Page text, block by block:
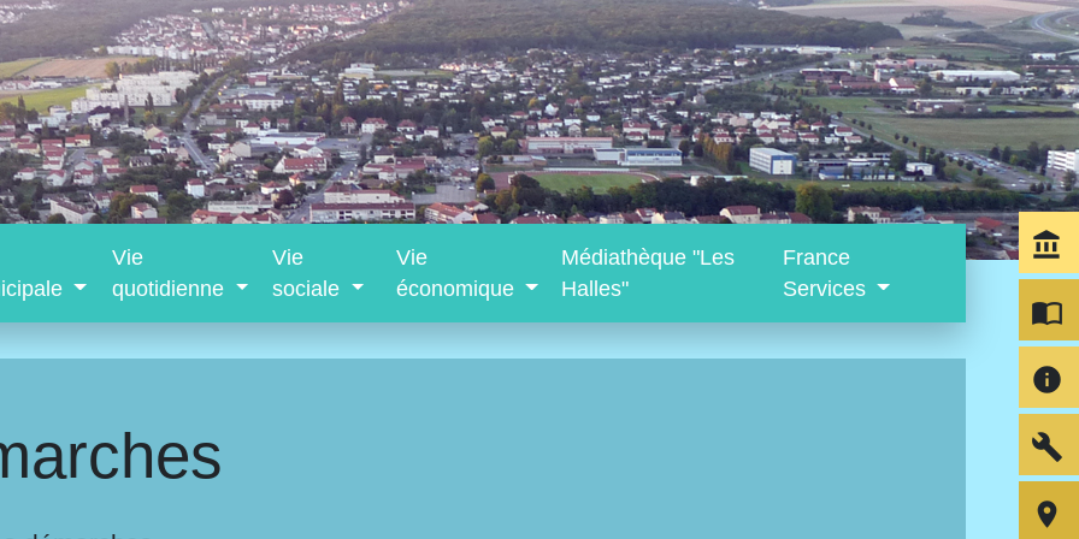
Vie
quotidienne
Vie
sociale
Vie
économique
Médiathèque "Les
Halles"
France
Services
account_balance
import_contacts
info
build
room